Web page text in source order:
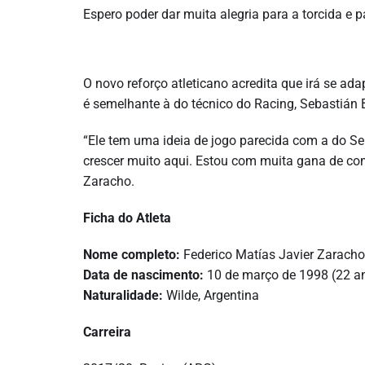
Espero poder dar muita alegria para a torcida e
O novo reforço atleticano acredita que irá se
é semelhante à do técnico do Racing, Sebastián
“Ele tem uma ideia de jogo parecida com a do
crescer muito aqui. Estou com muita gana de
Zaracho.
Ficha do Atleta
Nome completo: Federico Matías Javier Zaracho
Data de nascimento: 10 de março de 1998 (22
Naturalidade: Wilde, Argentina
Carreira